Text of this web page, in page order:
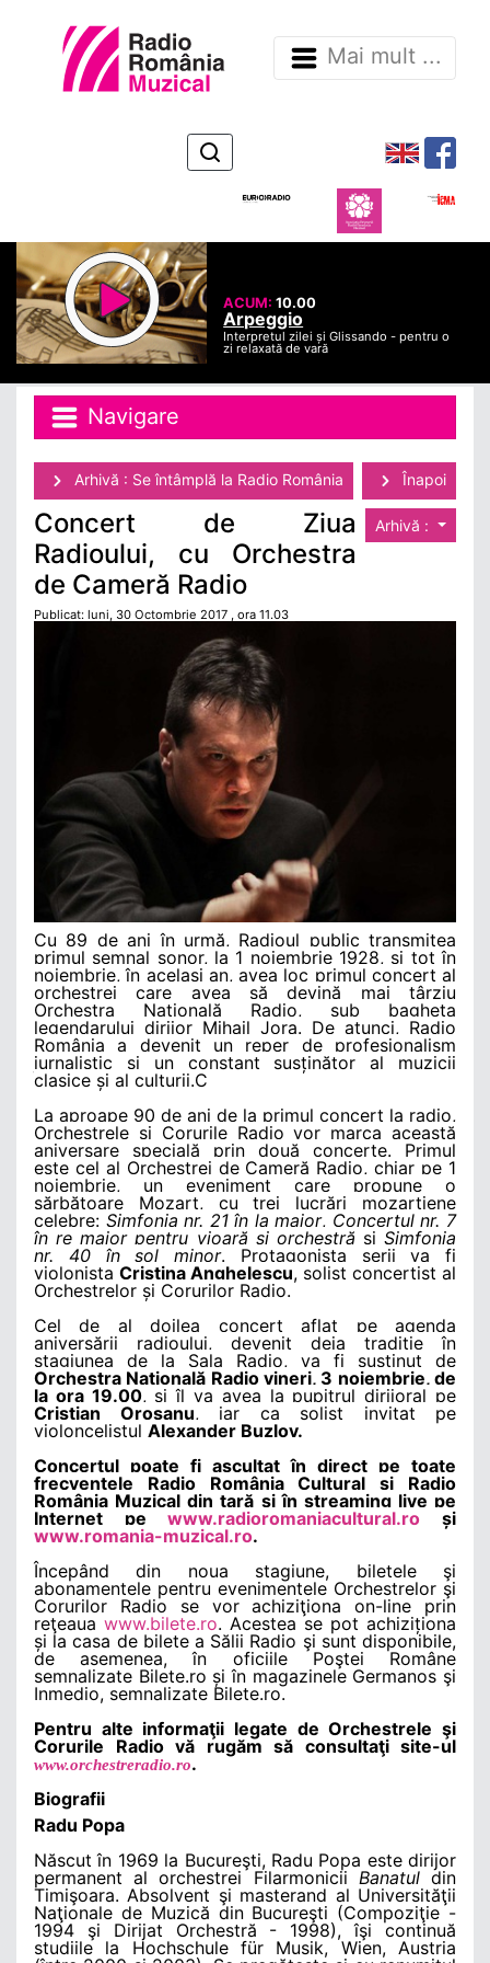
Mai mult ...
ACUM:10.00
Arpeggio
Interpretul zilei și Glissando - pentru o
zi relaxată de vară
Navigare
Arhivă : Se întâmplă la Radio România Înapoi
Arhivă :
Concert de Ziua
Radioului, cu Orchestra
de Cameră Radio
Publicat: luni, 30 Octombrie 2017 , ora 11.03
Cu 89 de ani în urmă, Radioul public transmitea
primul semnal sonor, la 1 noiembrie 1928, și tot în
noiembrie, în același an, avea loc primul concert al
orchestrei care avea să devină mai târziu
Orchestra Națională Radio, sub bagheta
legendarului dirijor Mihail Jora. De atunci, Radio
România a devenit un reper de profesionalism
jurnalistic și un constant susținător al muzicii
clasice și al culturii.C
La aproape 90 de ani de la primul concert la radio,
Orchestrele și Corurile Radio vor marca această
aniversare specială prin două concerte. Primul
este cel al Orchestrei de Cameră Radio, chiar pe 1
noiembrie, un eveniment care propune o
sărbătoare Mozart, cu trei lucrări mozartiene
celebre: Simfonia nr. 21 în la major, Concertul nr. 7
în re major pentru vioară și orchestră și Simfonia
nr. 40 în sol minor. Protagonista serii va fi
violonista Cristina Anghelescu, solist concertist al
Orchestrelor și Corurilor Radio.
Cel de al doilea concert aflat pe agenda
aniversării radioului, devenit deja tradiție în
stagiunea de la Sala Radio, va fi susținut de
Orchestra Națională Radio vineri, 3 noiembrie, de
la ora 19.00, și îl va avea la pupitrul dirijoral pe
Cristian Oroșanu, iar ca solist invitat pe
violoncelistul Alexander Buzlov.
Concertul poate fi ascultat în direct pe toate
frecvenţele Radio România Cultural şi Radio
România Muzical din ţară şi în streaming live pe
Internet pewww.radioromaniacultural.ro și
www.romania-muzical.ro.
Începând din noua stagiune, biletele şi
abonamentele pentru evenimentele Orchestrelor şi
Corurilor Radio se vor achiziţiona on-line prin
reţeaua www.bilete.ro. Acestea se pot achiziționa
și la casa de bilete a Sălii Radio şi sunt disponibile,
de asemenea, în oficiile Poştei Române
semnalizate Bilete.ro și în magazinele Germanos şi
Inmedio, semnalizate Bilete.ro.
Pentru alte informaţii legate de Orchestrele şi
Corurile Radio vă rugăm să consultaţi site-ul
www.orchestreradio.ro.
Biografii
Radu Popa
Născut în 1969 la Bucureşti, Radu Popa este dirijor
permanent al orchestrei Filarmonicii Banatuldin
Timişoara. Absolvent şi masterand al Universităţii
Naţionale de Muzică din Bucureşti (Compoziţie -
1994 şi Dirijat Orchestră - 1998), îşi continuă
studiile la Hochschule für Musik, Wien, Austria